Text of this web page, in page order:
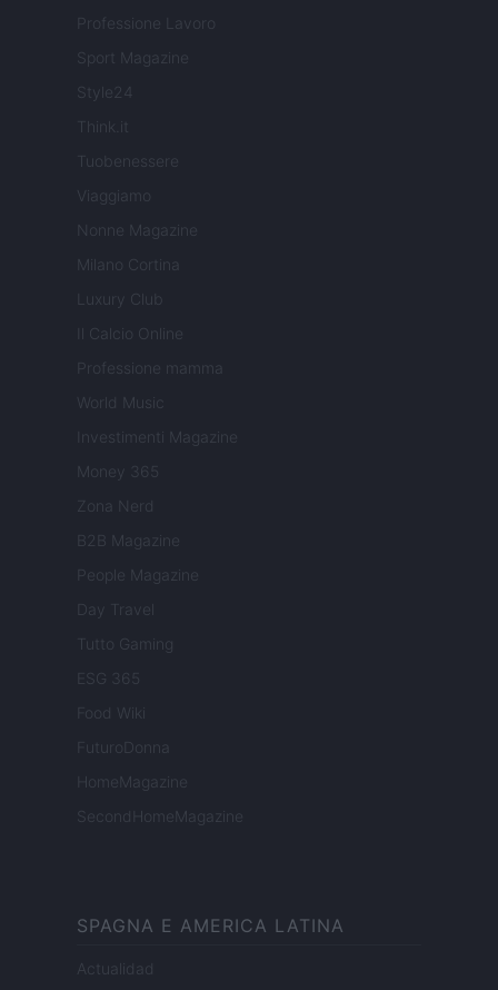
Professione Lavoro
Sport Magazine
Style24
Think.it
Tuobenessere
Viaggiamo
Nonne Magazine
Milano Cortina
Luxury Club
Il Calcio Online
Professione mamma
World Music
Investimenti Magazine
Money 365
Zona Nerd
B2B Magazine
People Magazine
Day Travel
Tutto Gaming
ESG 365
Food Wiki
FuturoDonna
HomeMagazine
SecondHomeMagazine
SPAGNA E AMERICA LATINA
Actualidad